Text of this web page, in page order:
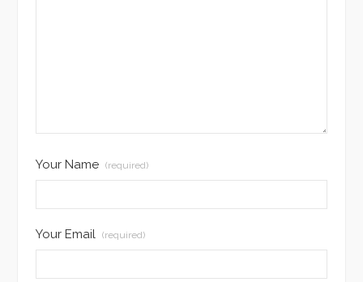
Your Name (required)
Your Email (required)